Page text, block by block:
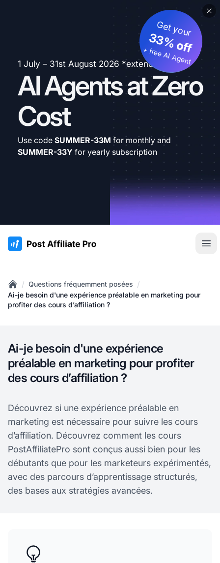
1 July – 31st August 2026 *extended
AI Agents at Zero
Cost
Get your
33% off
+ free AI Agent
Use code SUMMER-33M for monthly and
SUMMER-33Y for yearly subscription
:site.title
Home
/ Questions fréquemment posées /
Ai-je besoin d'une expérience préalable en marketing pour
profiter des cours d’affiliation ?
Ai-je besoin d'une expérience
préalable en marketing pour profiter
des cours d’affiliation ?
Découvrez si une expérience préalable en
marketing est nécessaire pour suivre les cours
d’affiliation. Découvrez comment les cours
PostAffiliatePro sont conçus aussi bien pour les
débutants que pour les marketeurs expérimentés,
avec des parcours d’apprentissage structurés,
des bases aux stratégies avancées.